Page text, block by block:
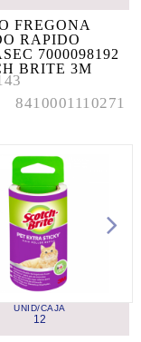
FREGONA
RAPIDO
7000098192
BRITE 3M
8410001110271
UNID/CAJA
12